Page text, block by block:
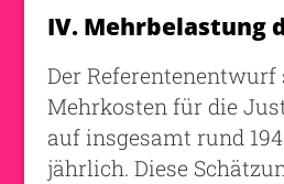
IV. Mehrbelastung
Der Referentenentwurf
Mehrkosten für die
auf insgesamt rund
jährlich. Diese